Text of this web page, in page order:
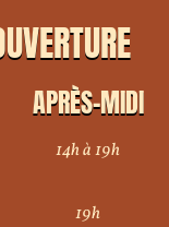
APRÈS-MIDI
14h à 19h
19h